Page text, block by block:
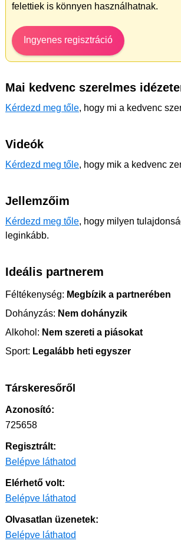
felettiek is könnyen használhatnak.
Ingyenes regisztráció
Mai kedvenc szerelmes
Kérdezd meg tőle, hogy mi a kedvenc
Videók
Kérdezd meg tőle, hogy mik a kedvenc
Jellemzőim
Kérdezd meg tőle, hogy milyen
leginkább.
Ideális partnerem
Féltékenység: Megbízik a partnerében
Dohányzás: Nem dohányzik
Alkohol: Nem szereti a piásokat
Sport: Legalább heti egyszer
Társkeresőről
Azonosító:
725658
Regisztrált:
Belépve láthatod
Elérhető volt:
Belépve láthatod
Olvasatlan üzenetek:
Belépve láthatod